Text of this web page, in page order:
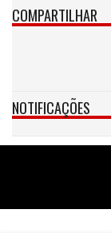
COMPARTILHAR
NOTIFICAÇÕES